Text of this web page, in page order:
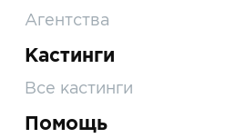
Агентства
Кастинги
Все кастинги
Помощь